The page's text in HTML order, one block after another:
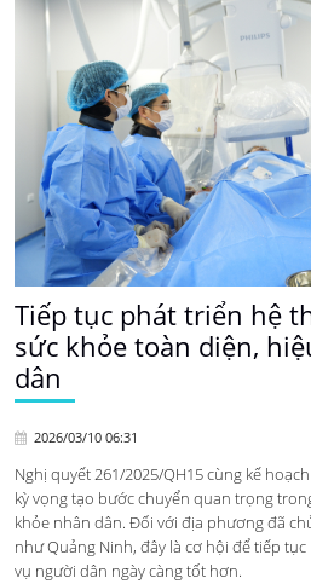
Tiếp tục phát triển hệ
sức khỏe toàn diện,
dân
2026/03/10 06:31
Nghị quyết 261/2025/QH15 cùng kế
kỳ vọng tạo bước chuyển quan trọng
khỏe nhân dân. Đối với địa phương đã
như Quảng Ninh, đây là cơ hội để tiếp
vụ người dân ngày càng tốt hơn.